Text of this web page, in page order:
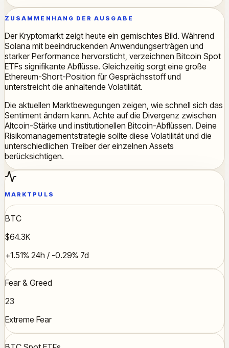
ZUSAMMENHANG DER AUSGABE
Der Kryptomarkt zeigt heute ein gemischtes Bild. Während
Solana mit beeindruckenden Anwendungserträgen und
starker Performance hervorsticht, verzeichnen Bitcoin Spot
ETFs signifikante Abflüsse. Gleichzeitig sorgt eine große
Ethereum-Short-Position für Gesprächsstoff und
unterstreicht die anhaltende Volatilität.
Die aktuellen Marktbewegungen zeigen, wie schnell sich das
Sentiment ändern kann. Achte auf die Divergenz zwischen
Altcoin-Stärke und institutionellen Bitcoin-Abflüssen. Deine
Risikomanagementstrategie sollte diese Volatilität und die
unterschiedlichen Treiber der einzelnen Assets
berücksichtigen.
MARKTPULS
BTC
$64.3K
+1.51% 24h / -0.29% 7d
Fear & Greed
23
Extreme Fear